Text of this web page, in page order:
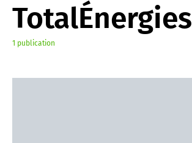
TotalÉnergies
1 publication